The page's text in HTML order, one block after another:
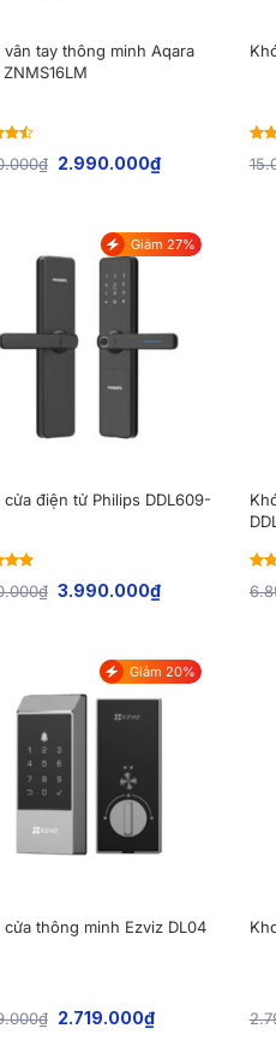
vân tay thông minh Aqara
ZNMS16LM
₫ 2.990.000₫
of 5
Giảm 27%
cửa điện tử Philips DDL609-
5
₫ 3.990.000₫
out
Giảm 20%
cửa thông minh Ezviz DL04
₫ 2.719.000₫